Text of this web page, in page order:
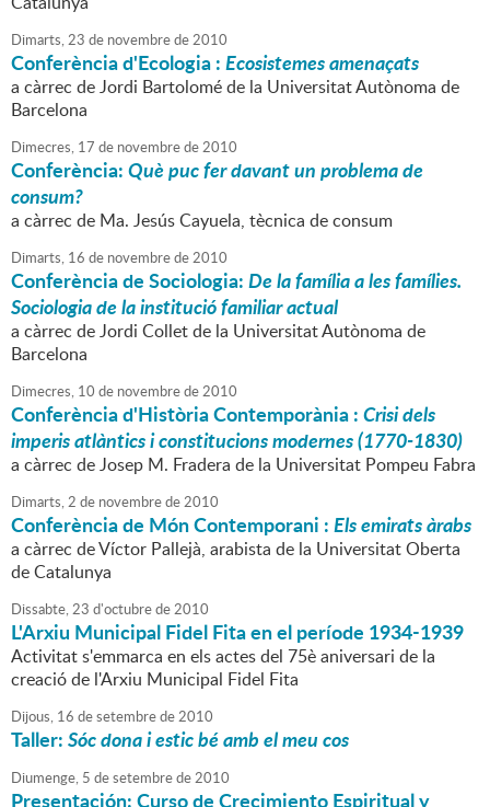
Dimarts,23 de novembrede2010
Conferència d'Ecologia :Ecosistemes amenaçats
a càrrec de Jordi Bartolomé de la Universitat Autònoma de
Barcelona
Dimecres, 17 de novembrede2010
Conferència:Què puc fer davant un problema de
consum?
a càrrec de Ma. Jesús Cayuela, tècnica de consum
Dimarts, 16 de novembrede2010
Conferència de Sociologia:De la família a les famílies.
Sociologia de la institució familiar actual
a càrrec de Jordi Collet de la Universitat Autònoma de
Barcelona
Dimecres, 10 de novembrede2010
Conferència d'Història Contemporània :Crisi dels
imperis atlàntics i constitucions modernes (1770-1830)
a càrrec de Josep M. Fradera de la Universitat Pompeu Fabra
Dimarts,2 de novembrede2010
Conferència de Món Contemporani :Els emirats àrabs
a càrrec de Víctor Pallejà, arabista de la Universitat Oberta
de Catalunya
Dissabte,23 d'octubrede2010
L'Arxiu Municipal Fidel Fita en el període 1934-1939
Activitat s'emmarca en els actes del 75è aniversari de la
creació de l'Arxiu Municipal Fidel Fita
Dijous, 16 desetembrede2010
Taller:Sóc dona i estic bé amb el meu cos
Diumenge, 5 desetembrede2010
Presentación: Curso de Crecimiento Espiritual y